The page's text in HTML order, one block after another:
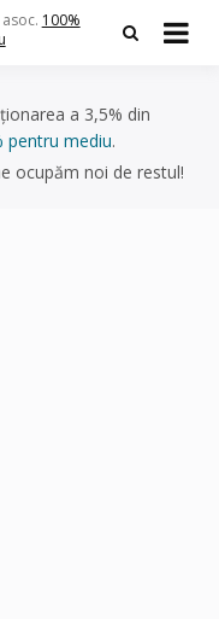
100%
a 3,5% din
pentru mediu.
ocupăm noi de restul!